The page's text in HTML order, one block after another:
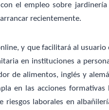
el empleo sobre jardinería
recientemente.
y que facilitará al usuario
en instituciones a
de alimentos, inglés y
en las acciones formativas
laborales en